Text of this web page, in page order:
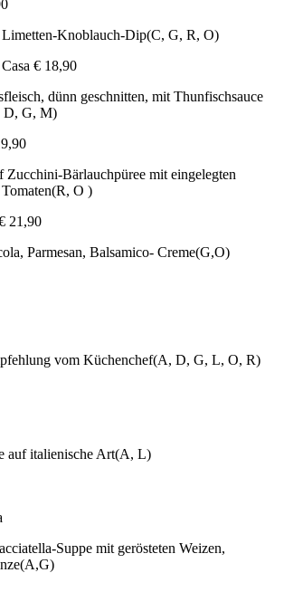
Limetten-Knoblauch-Dip(C, G, R, O)
€ 18,90
dünn geschnitten, mit Thunfischsauce
D, G, M)
Zucchini-Bärlauchpüree mit eingelegten
(R, O )
21,90
Parmesan, Balsamico- Creme(G,O)
vom Küchenchef(A, D, G, L, O, R)
auf italienische Art(A, L)
Suppe mit gerösteten Weizen,
(A,G)